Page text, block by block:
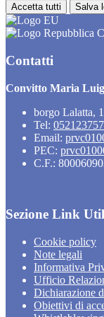
Accetta tutti Salva
Contatti
Convitto Maria
borgo Lalatta,
Tel:
Email:
PEC:
C.F.:
Sezione Link
Cookie policy
Note legali
Informativa
Ufficio
Dichiarazione
Obiettivi di